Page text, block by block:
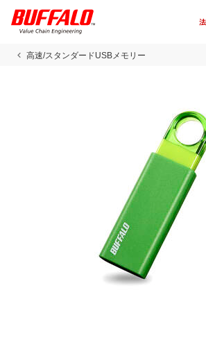
高速/スタンダードUSBメモリー